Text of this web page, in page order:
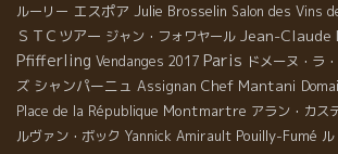
ルーリー エスポア Julie Brosselin Salon des Vins
ＳＴＣツアー ジャン・フォワヤール Jean-Claude
Pfifferling Vendanges 2017 Paris ドメーヌ・ラ
ズ シャンパーニュ Assignan Chef Mantani
Place de la République Montmartre アラン・カス
ルヴァン・ボック Yannick Amirault Pouilly-Fumé